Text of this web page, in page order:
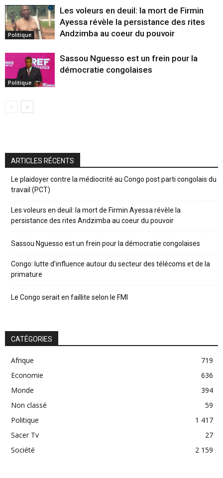
Politique
Les voleurs en deuil: la mort de Firmin
Ayessa révèle la persistance des rites
Andzimba au coeur du pouvoir
Politique
Sassou Nguesso est un frein pour la
démocratie congolaises
ARTICLES RÉCENTS
Le plaidoyer contre la médiocrité au Congo post parti congolais du
travail (PCT)
Les voleurs en deuil: la mort de Firmin Ayessa révèle la
persistance des rites Andzimba au coeur du pouvoir
Sassou Nguesso est un frein pour la démocratie congolaises
Congo: lutte d’influence autour du secteur des télécoms et de la
primature
Le Congo serait en faillite selon le FMI
CATÉGORIES
Afrique
719
Economie
636
Monde
394
Non classé
59
Politique
1 417
Sacer Tv
27
Société
2 159